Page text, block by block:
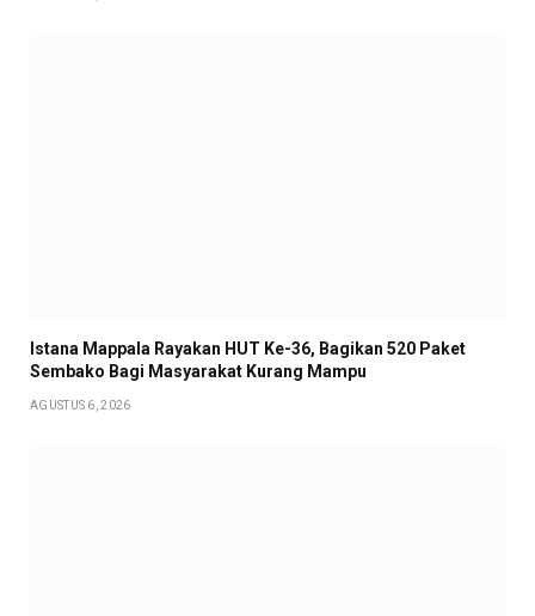
Istana Mappala Rayakan HUT Ke-36, Bagikan 520 Paket
Sembako Bagi Masyarakat Kurang Mampu
AGUSTUS 6, 2026